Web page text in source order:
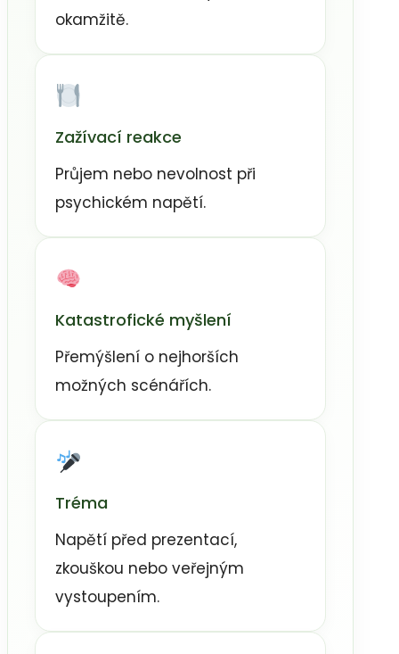
okamžitě.
Zažívací reakce
Průjem nebo nevolnost při
psychickém napětí.
Katastrofické myšlení
Přemýšlení o nejhorších
možných scénářích.
Tréma
Napětí před prezentací,
zkouškou nebo veřejným
vystoupením.